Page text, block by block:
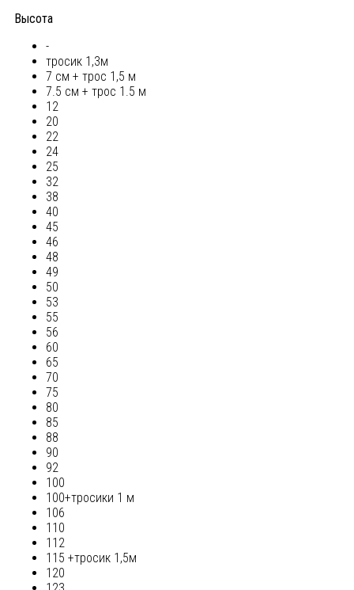
Высота
-
тросик 1,3м
7 см + трос 1,5 м
7.5 см + трос 1.5 м
12
20
22
24
25
32
38
40
45
46
48
49
50
53
55
56
60
65
70
75
80
85
88
90
92
100
100+тросики 1 м
106
110
112
115 +тросик 1,5м
120